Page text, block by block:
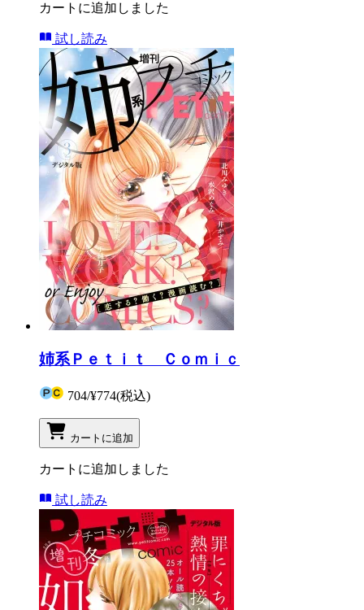
カートに追加しました
試し読み
姉系Ｐｅｔｉｔ Ｃｏｍｉｃ
704/¥774(税込)
カートに追加
カートに追加しました
試し読み